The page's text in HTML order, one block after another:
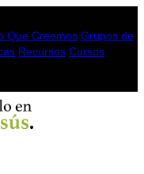
Que Creemos Grupos de
Recursos Cursos